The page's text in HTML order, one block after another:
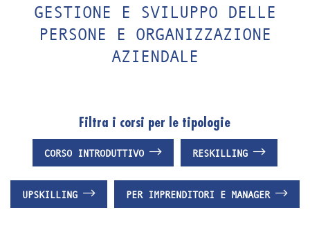
GESTIONE E SVILUPPO DELLE
PERSONE E ORGANIZZAZIONE
AZIENDALE
Filtra i corsi per le tipologie
CORSO INTRODUTTIVO RESKILLING
UPSKILLING PER IMPRENDITORI E MANAGER